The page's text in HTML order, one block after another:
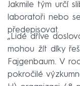
Jakmile tým určí
laboratoři nebo
předepisovat.
„Lidé dříve
mohou žít díky
Fajgenbaum. V
pokročilé